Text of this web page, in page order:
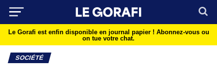
Le Gorafi est enfin disponible en journal papier ! Abonnez-vous ou
on tue votre chat.
SOCIÉTÉ